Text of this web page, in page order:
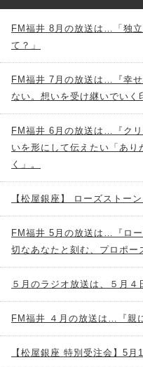
FM福井 8月の放送は…「独
て？」
FM福井 7月の放送は…『幸
ない。想いを受け継いでいく
FM福井 6月の放送は…『ク
いを形にして伝えたい「あり
く」。
【松屋銀座】 ローズストー
FM福井 5月の放送は…『ロ
切なあなたと刻む、プロポー
５月のラジオ放送は、５月４
FM福井 ４月の放送は…『親
【松屋銀座 特別受注会】5月